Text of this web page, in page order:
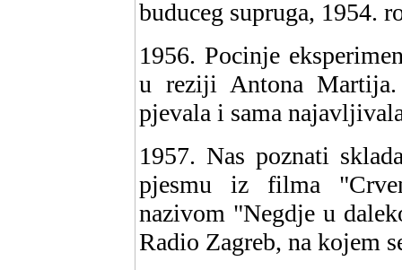
buduceg supruga, 1954.
1956. Pocinje
u reziji Antona
pjevala i sama
1957. Nas poznati
pjesmu iz filma
nazivom "Negdje u
Radio Zagreb, na kojem